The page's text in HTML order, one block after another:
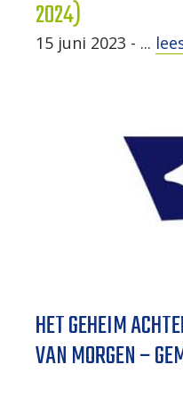
2024)
15 juni 2023 - ...
HET GEHEIM
VAN MORGEN –